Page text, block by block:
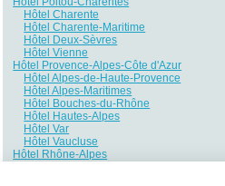
Hôtel Charente
Hôtel Charente-Maritime
Hôtel Deux-Sèvres
Hôtel Vienne
Hôtel Provence-Alpes-Côte d'Azur
Hôtel Alpes-de-Haute-Provence
Hôtel Alpes-Maritimes
Hôtel Bouches-du-Rhône
Hôtel Hautes-Alpes
Hôtel Var
Hôtel Vaucluse
Hôtel Rhône-Alpes